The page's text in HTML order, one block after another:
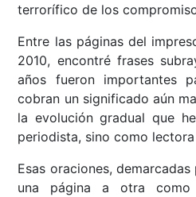
terrorífico de los
Entre las páginas del
2010, encontré frases
años fueron importantes
cobran un significado aún
la evolución gradual que
periodista, sino como lectora
Esas oraciones,
una página a otra